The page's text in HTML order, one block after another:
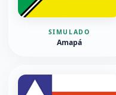
SIMULADO
Amapá